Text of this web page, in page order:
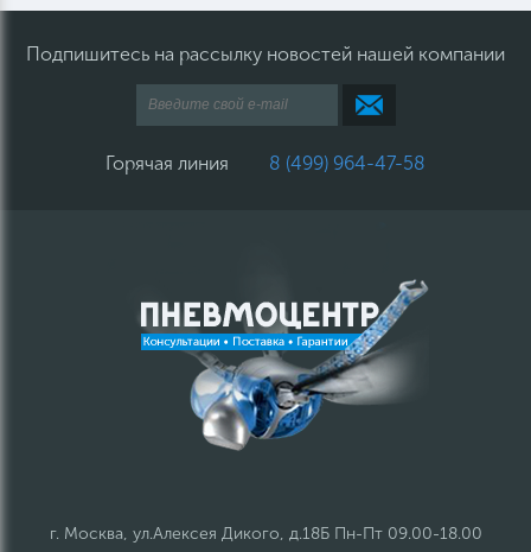
Подпишитесь на рассылку новостей нашей компании
Горячая линия 8 (499) 964-47-58
г. Москва, ул.Алексея Дикого, д.18Б Пн-Пт 09.00-18.00